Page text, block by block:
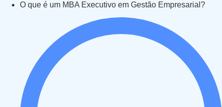
O que é um MBA Executivo em Gestão Empresarial?